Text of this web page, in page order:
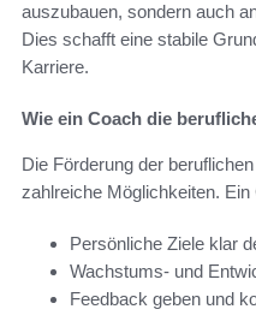
auszubauen, sondern auch
Dies schafft eine stabile
Karriere.
Wie ein Coach die
Die Förderung der
zahlreiche Möglichkeiten. Ein
Persönliche Ziele klar
Wachstums- und
Feedback geben und